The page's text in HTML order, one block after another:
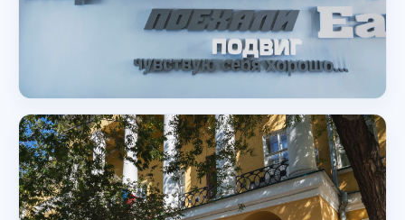
Музей
Музей Гагарина в Оренбурге
Оренбург